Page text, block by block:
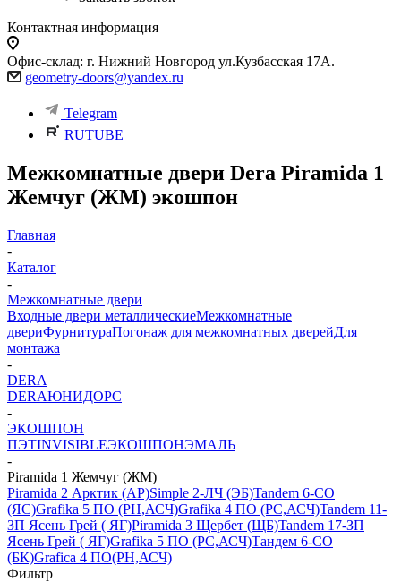
Контактная информация
Офис-склад: г. Нижний Новгород ул.Кузбасская 17А.
geometry-doors@yandex.ru
Telegram
RUTUBE
Межкомнатные двери Dera Piramida 1
Жемчуг (ЖМ) экошпон
Главная
-
Каталог
-
Межкомнатные двери
Входные двери металлическиеМежкомнатные
двериФурнитураПогонаж для межкомнатных дверейДля
монтажа
-
DERA
DERAЮНИДОРС
-
ЭКОШПОН
ПЭТINVISIBLEЭКОШПОНЭМАЛЬ
-
Piramida 1 Жемчуг (ЖМ)
Piramida 2 Арктик (АР)Simple 2-ЛЧ (ЭБ)Tandem 6-CO
(ЯC)Grafika 5 ПО (РН,АСЧ)Grafika 4 ПО (РС,АСЧ)Tandem 11-
ЗП Ясень Грей ( ЯГ)Piramida 3 Щербет (ЩБ)Tandem 17-ЗП
Ясень Грей ( ЯГ)Grafika 5 ПО (РС,АСЧ)Тандем 6-СО
(БК)Grafica 4 ПО(РН,АСЧ)
Фильтр